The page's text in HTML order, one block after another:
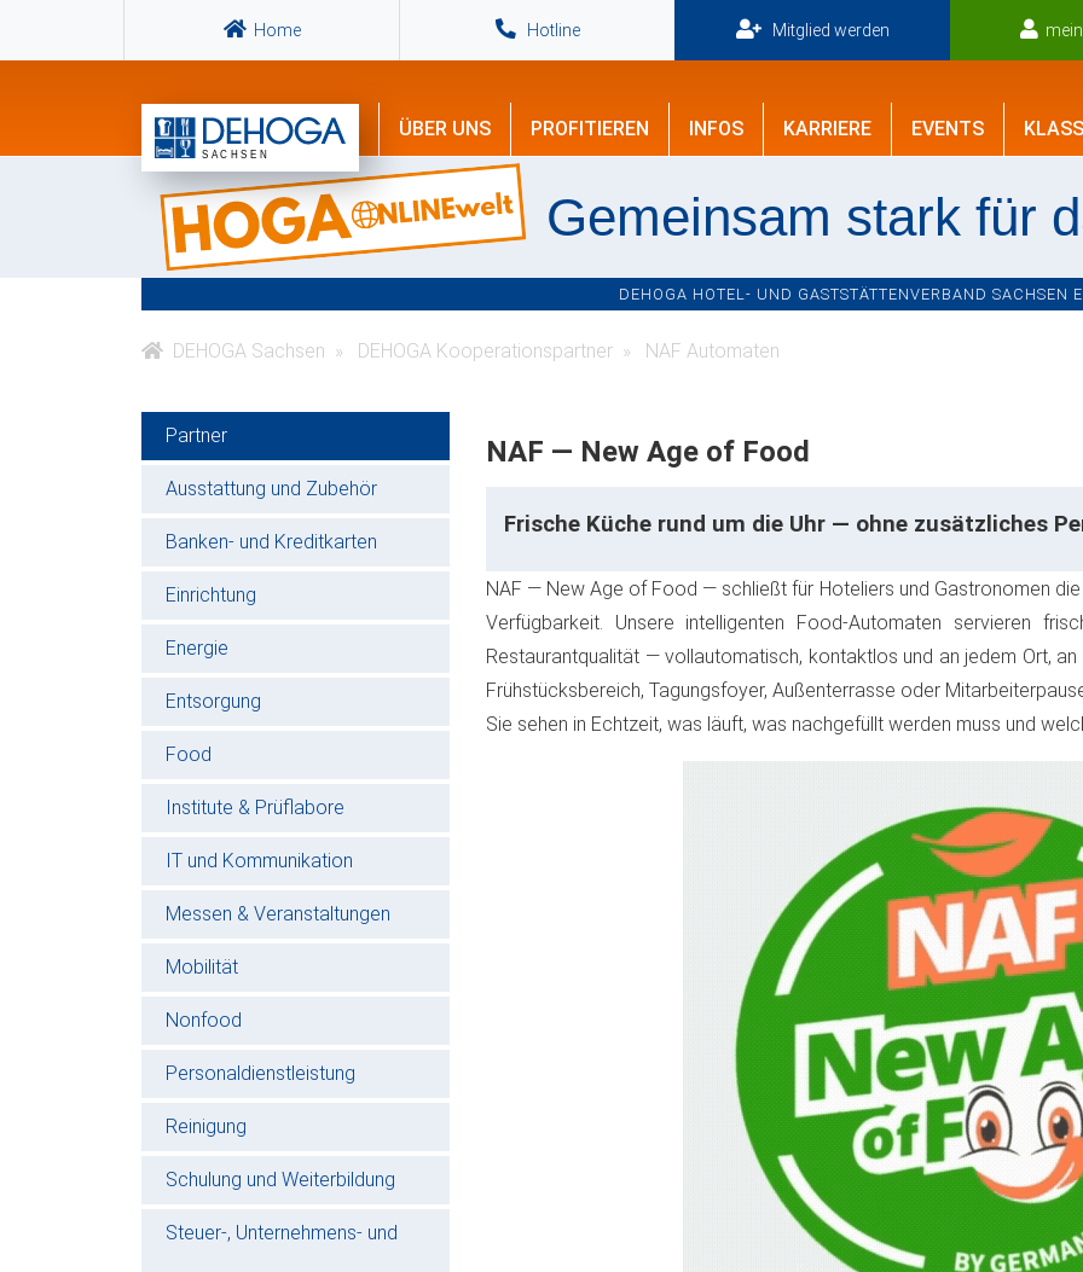
Home Hotline Mitglied werden
ÜBER UNS PROFITIEREN INFOS KARRIERE EVENTS
Gemeinsam stark für
DEHOGA HOTEL- UND GASTSTÄTTENVERBAND SACHSEN
DEHOGA Sachsen DEHOGA Kooperationspartner NAF Automaten
Partner
Ausstattung und Zubehör
Banken- und Kreditkarten
Einrichtung
Energie
Entsorgung
Food
Institute & Prüflabore
IT und Kommunikation
Messen & Veranstaltungen
Mobilität
Nonfood
Personaldienstleistung
Reinigung
Schulung und Weiterbildung
Steuer-, Unternehmens- und
NAF — New Age of Food
Frische Küche rund um die Uhr — ohne zusätzliches
NAF — New Age of Food — schließt für Hoteliers und Gastronomen
Verfügbarkeit. Unsere intelligenten Food-Automaten servieren
Restaurantqualität — vollautomatisch, kontaktlos und an jedem Ort,
Frühstücksbereich, Tagungsfoyer, Außenterrasse oder
Sie sehen in Echtzeit, was läuft, was nachgefüllt werden muss und